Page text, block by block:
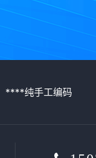
****纯手工编码